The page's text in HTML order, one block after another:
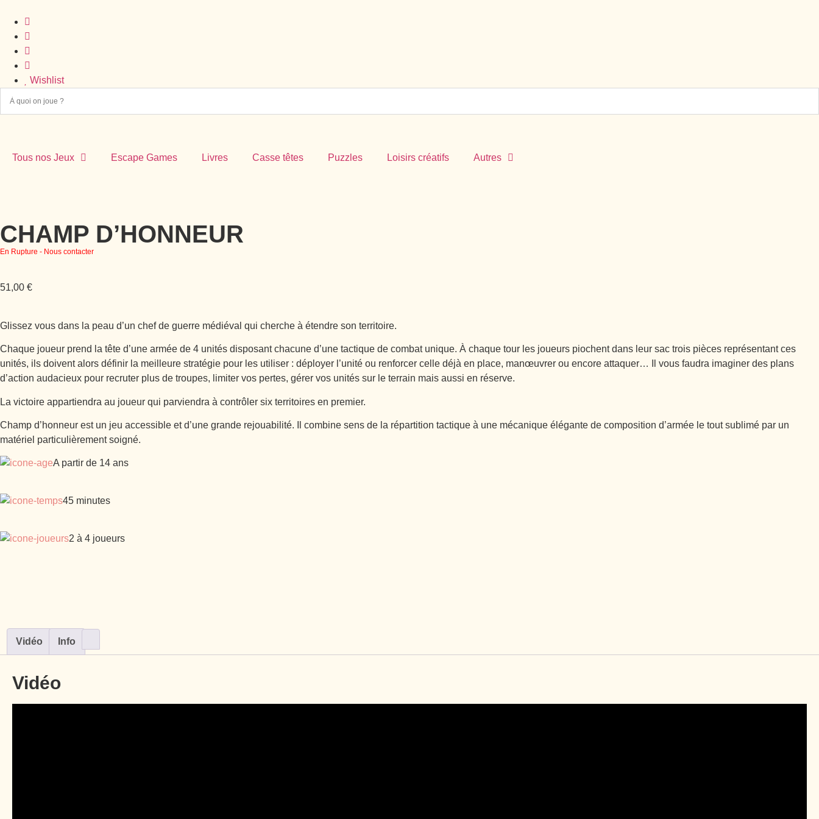
Wishlist
Tous nos Jeux Escape Games Livres Casse têtes Puzzles Loisirs créatifs Autres
CHAMP D’HONNEUR
En Rupture - Nous contacter
51,00 €
Glissez vous dans la peau d’un chef de guerre médiéval qui cherche à étendre son territoire.
Chaque joueur prend la tête d’une armée de 4 unités disposant chacune d’une tactique de combat unique. À chaque tour les joueurs piochent dans leur sac trois pièces représentant ces
unités, ils doivent alors définir la meilleure stratégie pour les utiliser : déployer l’unité ou renforcer celle déjà en place, manœuvrer ou encore attaquer… Il vous faudra imaginer des plans
d’action audacieux pour recruter plus de troupes, limiter vos pertes, gérer vos unités sur le terrain mais aussi en réserve.
La victoire appartiendra au joueur qui parviendra à contrôler six territoires en premier.
Champ d’honneur est un jeu accessible et d’une grande rejouabilité. Il combine sens de la répartition tactique à une mécanique élégante de composition d’armée le tout sublimé par un
matériel particulièrement soigné.
A partir de 14 ans
45 minutes
2 à 4 joueurs
Vidéo Info
Vidéo